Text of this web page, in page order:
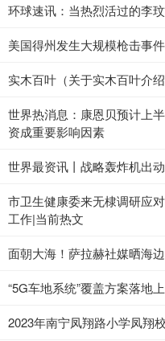
环球速讯：当热烈活过的李
美国得州发生大规模枪击事
实木百叶（关于实木百叶介绍
世界热消息：康恩贝预计上
资成重要影响因素
世界最资讯丨战略轰炸机出
市卫生健康委来无棣调研应
工作|当前热文
面朝大海！萨拉赫社媒晒海
“5G车地系统”覆盖方案落地
2023年南宁凤翔路小学凤翔